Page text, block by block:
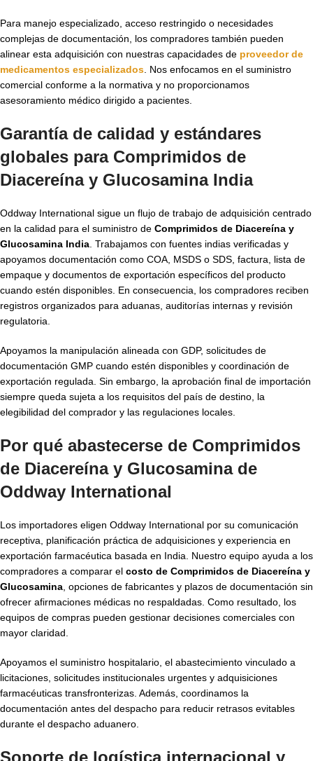
Para manejo especializado, acceso restringido o necesidades
complejas de documentación, los compradores también pueden
alinear esta adquisición con nuestras capacidades de proveedor de
medicamentos especializados . Nos enfocamos en el suministro
comercial conforme a la normativa y no proporcionamos
asesoramiento médico dirigido a pacientes.
Garantía de calidad y estándares
globales para Comprimidos de
Diacereína y Glucosamina India
Oddway International sigue un flujo de trabajo de adquisición centrado
en la calidad para el suministro de Comprimidos de Diacereína y
Glucosamina India . Trabajamos con fuentes indias verificadas y
apoyamos documentación como COA, MSDS o SDS, factura, lista de
empaque y documentos de exportación específicos del producto
cuando estén disponibles. En consecuencia, los compradores reciben
registros organizados para aduanas, auditorías internas y revisión
regulatoria.
Apoyamos la manipulación alineada con GDP, solicitudes de
documentación GMP cuando estén disponibles y coordinación de
exportación regulada. Sin embargo, la aprobación final de importación
siempre queda sujeta a los requisitos del país de destino, la
elegibilidad del comprador y las regulaciones locales.
Por qué abastecerse de Comprimidos
de Diacereína y Glucosamina de
Oddway International
Los importadores eligen Oddway International por su comunicación
receptiva, planificación práctica de adquisiciones y experiencia en
exportación farmacéutica basada en India. Nuestro equipo ayuda a los
compradores a comparar el costo de Comprimidos de Diacereína y
Glucosamina , opciones de fabricantes y plazos de documentación sin
ofrecer afirmaciones médicas no respaldadas. Como resultado, los
equipos de compras pueden gestionar decisiones comerciales con
mayor claridad.
Apoyamos el suministro hospitalario, el abastecimiento vinculado a
licitaciones, solicitudes institucionales urgentes y adquisiciones
farmacéuticas transfronterizas. Además, coordinamos la
documentación antes del despacho para reducir retrasos evitables
durante el despacho aduanero.
Soporte de logística internacional y